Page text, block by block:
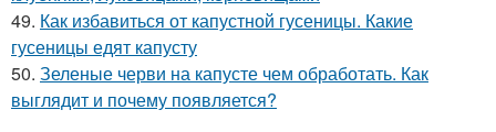
49. Как избавиться от капустной гусеницы. Какие
гусеницы едят капусту
50. Зеленые черви на капусте чем обработать. Как
выглядит и почему появляется?